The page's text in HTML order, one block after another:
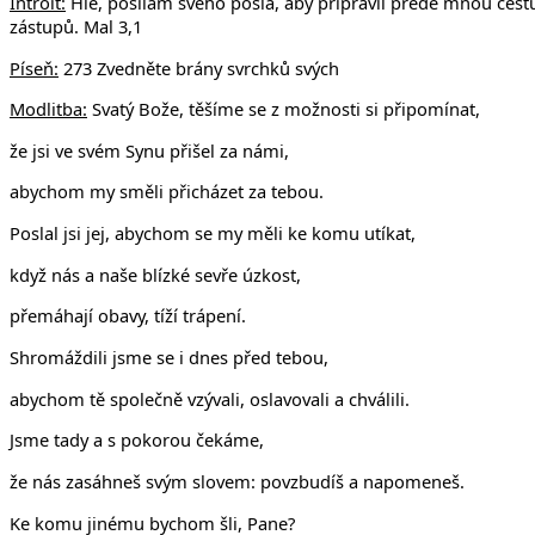
zástupů. Mal 3,1
Píseň: 273 Zvedněte brány svrchků svých
Modlitba: Svatý Bože, těšíme se z možnosti si připomínat,
že jsi ve svém Synu přišel za námi,
abychom my směli přicházet za tebou.
Poslal jsi jej, abychom se my měli ke komu utíkat,
když nás a naše blízké sevře úzkost,
přemáhají obavy, tíží trápení.
Shromáždili jsme se i dnes před tebou,
abychom tě společně vzývali, oslavovali a chválili.
Jsme tady a s pokorou čekáme,
že nás zasáhneš svým slovem: povzbudíš a napomeneš.
Ke komu jinému bychom šli, Pane?